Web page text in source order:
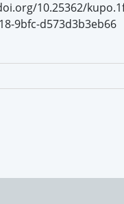
10.25362/
9bfc-d573d3b3eb66